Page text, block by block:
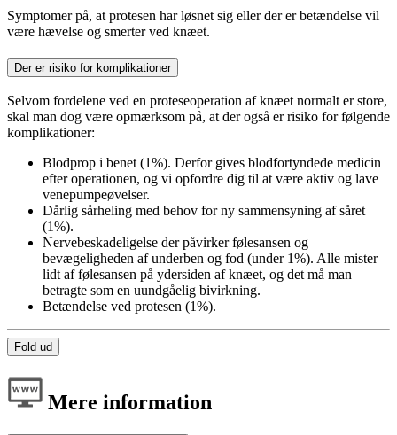
Symptomer på, at protesen har løsnet sig eller der er betændelse vil
være hævelse og smerter ved knæet.
Der er risiko for komplikationer
Selvom fordelene ved en proteseoperation af knæet normalt er store,
skal man dog være opmærksom på, at der også er risiko for følgende
komplikationer:
Blodprop i benet (1%). Derfor gives blodfortyndede medicin
efter operationen, og vi opfordre dig til at være aktiv og lave
venepumpeøvelser.
Dårlig sårheling med behov for ny sammensyning af såret
(1%).
Nervebeskadeligelse der påvirker følesansen og
bevægeligheden af underben og fod (under 1%). Alle mister
lidt af følesansen på ydersiden af knæet, og det må man
betragte som en uundgåelig bivirkning.
Betændelse ved protesen (1%).
Fold ud
Mere information